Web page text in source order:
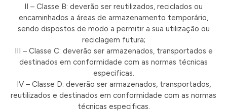
II – Classe B: deverão ser reutilizados, reciclados ou
encaminhados a áreas de armazenamento temporário,
sendo dispostos de modo a permitir a sua utilização ou
reciclagem futura;
III – Classe C: deverão ser armazenados, transportados e
destinados em conformidade com as normas técnicas
especificas.
IV – Classe D: deverão ser armazenados, transportados,
reutilizados e destinados em conformidade com as normas
técnicas especificas.